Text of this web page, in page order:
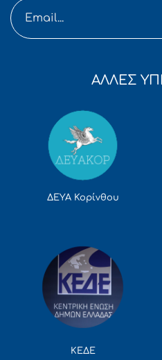
ΑΛΛΕΣ
ΔΕΥΑ Κορίνθου
ΚΕΔΕ